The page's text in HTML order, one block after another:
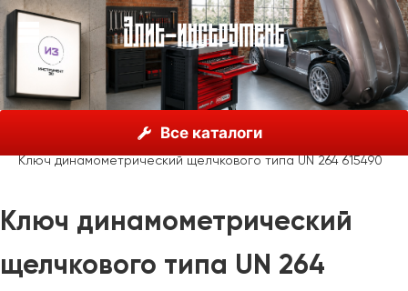
Все каталоги
Unior, Словения
Мерительный инструмент
Динамометрические ключи
Ключ динамометрический щелчкового типа UN 264 615490
Ключ динамометрический
щелчкового типа UN 264